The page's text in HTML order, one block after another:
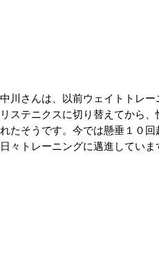
中川さんは、以前ウェイトトレ
リステニクスに切り替えてから
れたそうです。今では懸垂１０
日々トレーニングに邁進していま